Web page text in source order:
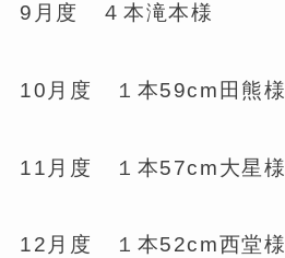
9月度 ４本滝本様
10月度 １本59cm田熊様
11月度 １本57cm大星様
12月度 １本52cm西堂様